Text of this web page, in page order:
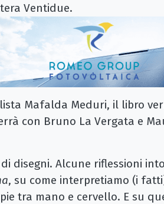
Ventidue.
Mafalda Meduri, il libro
con Bruno La Vergata e
disegni. Alcune riflessioni
, su come interpretiamo (i
tra mano e cervello. E su